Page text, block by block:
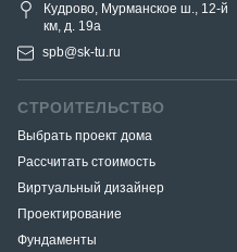
Кудрово, Мурманское ш., 12-й
км, д. 19a
spb@sk-tu.ru
СТРОИТЕЛЬСТВО
Выбрать проект дома
Рассчитать стоимость
Виртуальный дизайнер
Проектирование
Фундаменты